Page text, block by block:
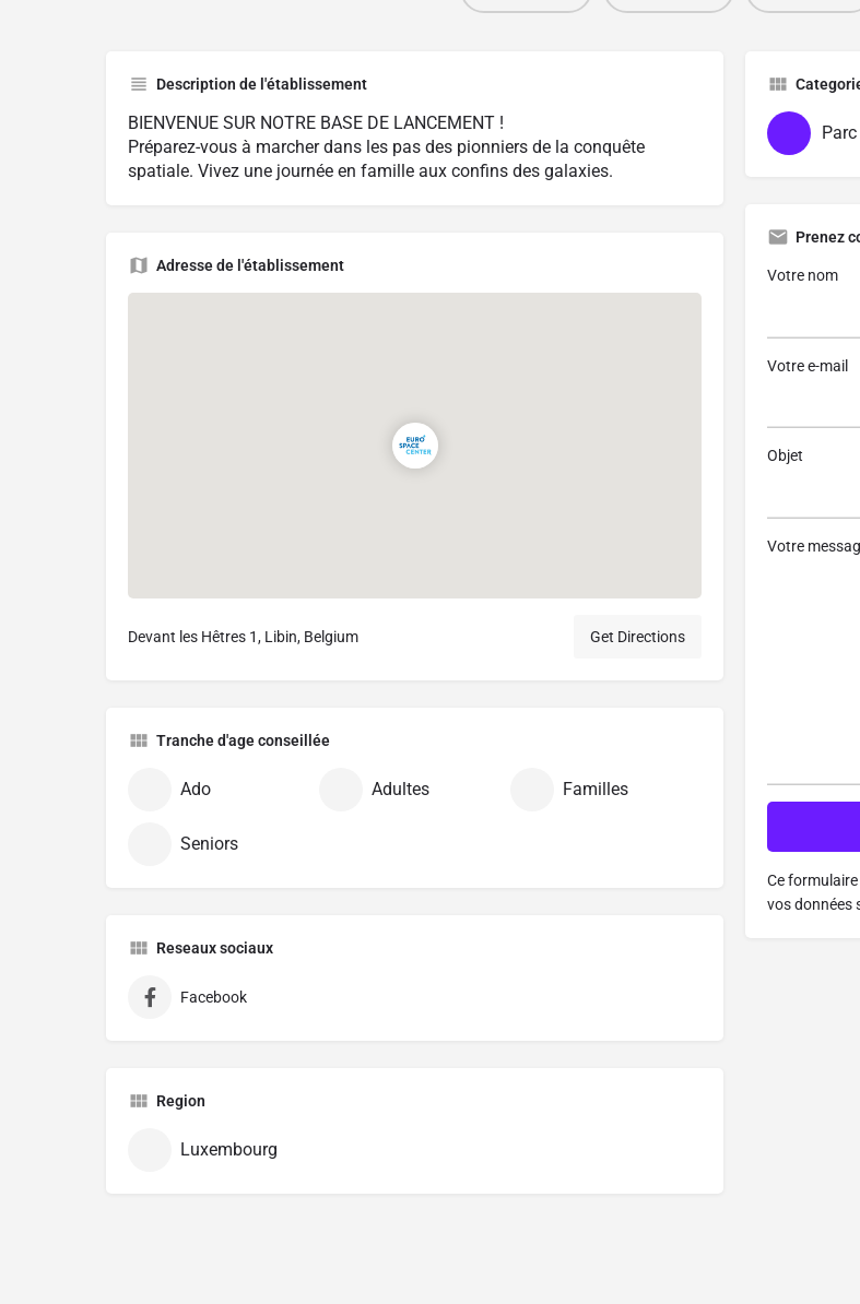
Description de l'établissement
BIENVENUE SUR NOTRE BASE DE LANCEMENT !
Préparez-vous à marcher dans les pas des pionniers de la conquête
spatiale. Vivez une journée en famille aux confins des galaxies.
Adresse de l'établissement
Devant les Hêtres 1, Libin, Belgium Get Directions
Tranche d'age conseillée
Ado Adultes Familles
Seniors
Reseaux sociaux
Facebook
Region
Luxembourg
Prenez
Votre nom
Votre e-mail
Objet
Votre
Ce
vos données